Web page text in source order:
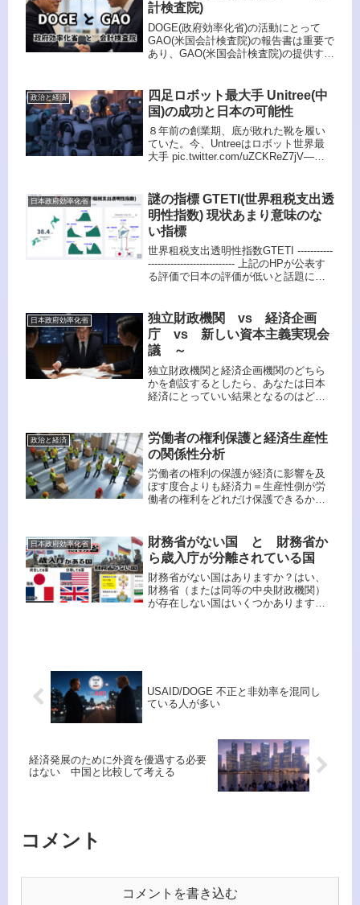
計検査院)
DOGE(政府効率化省)の活動にとって
GAO(米国会計検査院)の報告書は重要で
あり、GAO(米国会計検査院)の提供する
根拠が乏しいままに必要な事業をカッ
トしてしまう恐れが...
政治と経済
四足ロボット最大手 Unitree(中
国)の成功と日本の可能性
８年前の創業期、底が敗れた靴を履い
ていた。今、Untreeはロボット世界最
大手 pic.twitter.com/uZCKReZ7jV—
日本政府効率化省
謎の指標 GTETI(世界租税支出透
明性指数) 現状あまり意味のな
い指標
世界租税支出透明性指数GTETI -----------
--------------------------- 上記のHPが公表す
る評価で日本の評価が低いと話題にな
記のサ...
日本政府効率化省
独立財政機関 vs 経済企画
庁 vs 新しい資本主義実現会
議 ～
独立財政機関と経済企画機関のどちら
かを創設するとしたら、あなたは日本
経済にとっていい結果となるのはどち
ため、独立財政機関と経済企画機関の
いずれを優先すべきかについては、
以...
政治と経済
労働者の権利保護と経済生産性
の関係性分析
労働者の権利の保護が経済に影響を及
ぼす度合よりも経済力＝生産性側が労
働者の権利をどれだけ保護できるかを
労働者の権利を低下させたから経済が
悪くなったと言う論は因果が逆かも
し...
日本政府効率化省
財務省がない国 と 財務省か
ら歳入庁が分離されている国
財務省がない国はありますか？はい、
財務省（または同等の中央財政機関）
が存在しない国はいくつかあります。
USAID/DOGE 不正と非効率を混同し
ている人が多い
経済発展のために外資を優遇する必要
はない 中国と比較して考える
コメント
コメントを書き込む